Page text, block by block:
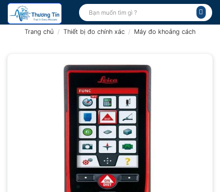
Bỏ
qua
Tìm
kiếm:
Trang chủ / Thiết bị đo chính xác / Máy đo khoảng cách